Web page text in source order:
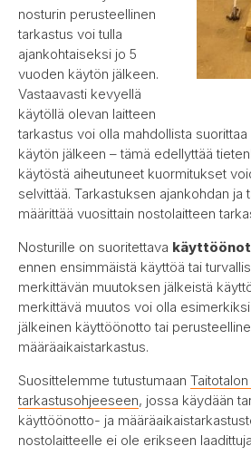
nosturin perusteellinen
tarkastus voi tulla
ajankohtaiseksi jo 5
vuoden käytön jälkeen.
Vastaavasti kevyellä
käytöllä olevan laitteen
tarkastus voi olla mahdollista suorittaa
käytön jälkeen – tämä edellyttää
käytöstä aiheutuneet kuormitukset
selvittää. Tarkastuksen ajankohdan ja
määrittää vuosittain nostolaitteen
Nosturille on suoritettava
ennen ensimmäistä käyttöä tai
merkittävän muutoksen jälkeistä
merkittävä muutos voi olla
jälkeinen käyttöönotto tai
määräaikaistarkastus.
Suosittelemme tutustumaan
tarkastusohjeeseen, jossa käydään
käyttöönotto- ja
nostolaitteelle ei ole erikseen